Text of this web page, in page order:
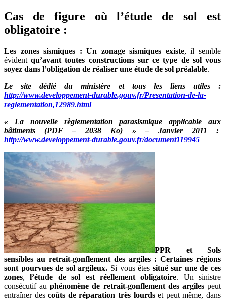
Cas de figure où l’étude de sol est
obligatoire :
Les zones sismiques : Un zonage sismiques existe, il semble
évidentqu’avant toutes constructions sur ce type de sol vous
soyez dans l’obligation de réaliser une étude de sol préalable.
Le site dédié du ministère et tous les liens utiles :
http://www.developpement-durable.gouv.fr/Presentation-de-la-
reglementation,12989.html
« La nouvelle règlementation parasismique applicable aux
bâtiments (PDF – 2038 Ko) » – Janvier 2011 :
http://www.developpement-durable.gouv.fr/document119945
PPR et Sols
sensibles au retrait-gonflement des argiles : Certaines régions
sont pourvues de sol argileux. Si vous êtes situé sur une de ces
zones,l’étude de sol est réellement obligatoire. Un sinistre
consécutif auphénomène de retrait-gonflement des argilespeut
entraîner descoûts de réparation très lourdset peut même, dans